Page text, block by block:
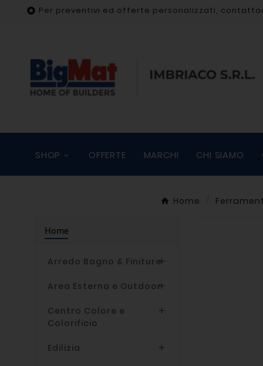
 Per preventivi ed offerte personalizzati,
SHOP OFFERTE MARCHI CHI SIAMO
Home
Home
Arredo Bagno & Finiture
Area Esterna e Outdoor
Centro Colore e
Colorificio

Edilizia 